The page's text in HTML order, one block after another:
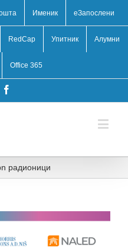
Именик eЗапослени
RedCap Упитник Алумни
Office 365
радионици